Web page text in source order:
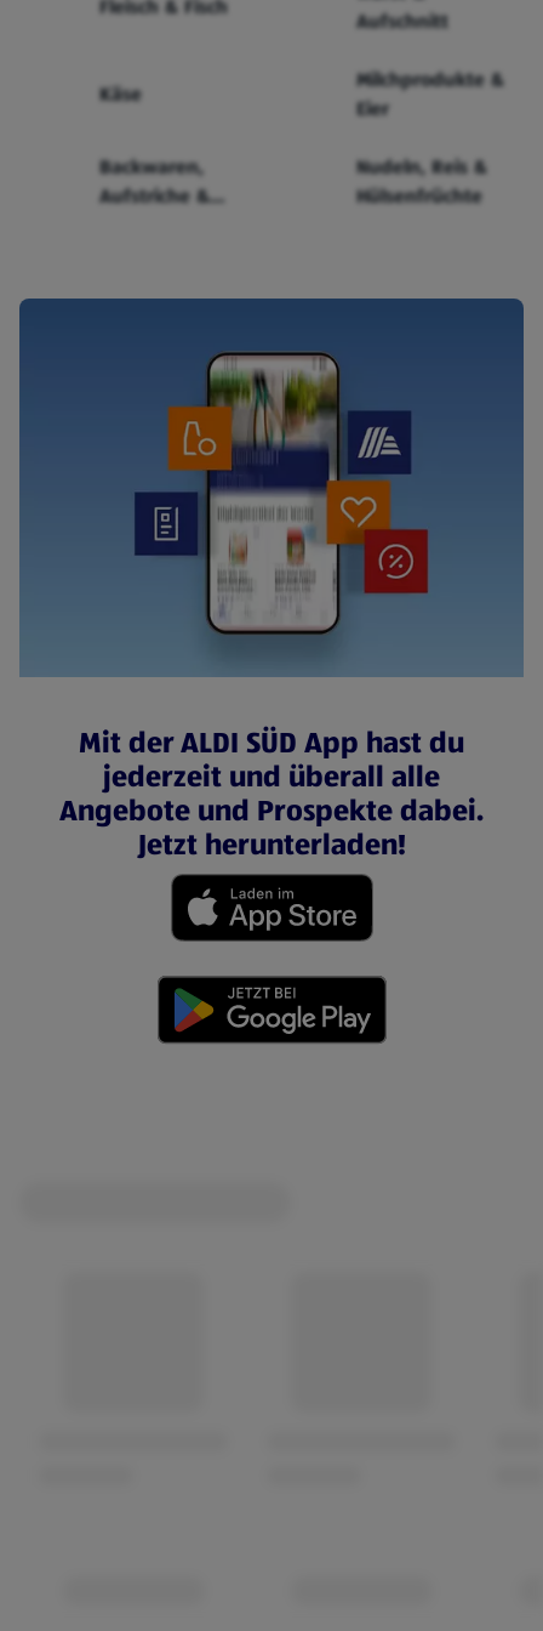
Fleisch & Fisch
Aufschnitt
Käse
Milchprodukte &
Eier
Backwaren,
Aufstriche &
Nudeln, Reis &
Hülsenfrüchte
Mit der ALDI SÜD App hast du
jederzeit und überall alle
Angebote und Prospekte dabei.
Jetzt herunterladen!